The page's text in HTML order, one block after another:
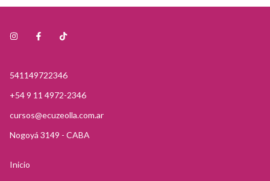
541149722346
+54 9 11 4972-2346
cursos@ecuzeolla.com.ar
Nogoyá 3149 - CABA
Inicio